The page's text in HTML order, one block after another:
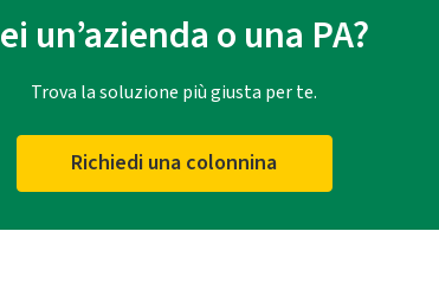
un’azienda o una PA?
Trova la soluzione più giusta per te.
Richiedi una colonnina